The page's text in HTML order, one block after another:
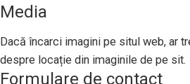
Media
Dacă încarci imagini pe situl web, ar
despre locație din imaginile de pe sit.
Formulare de contact